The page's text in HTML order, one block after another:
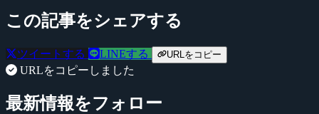
この記事をシェアする
ツイートする LINEする URLをコピー
URLをコピーしました
最新情報をフォロー